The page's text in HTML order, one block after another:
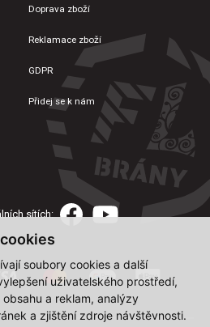
soubory cookies a další
uživatelského prostředí,
a reklam, analýzy
a zjištění zdroje návštěvnosti.
Doprava zboží
Reklamace zboží
GDPR
Přidej se k nám
sítích: